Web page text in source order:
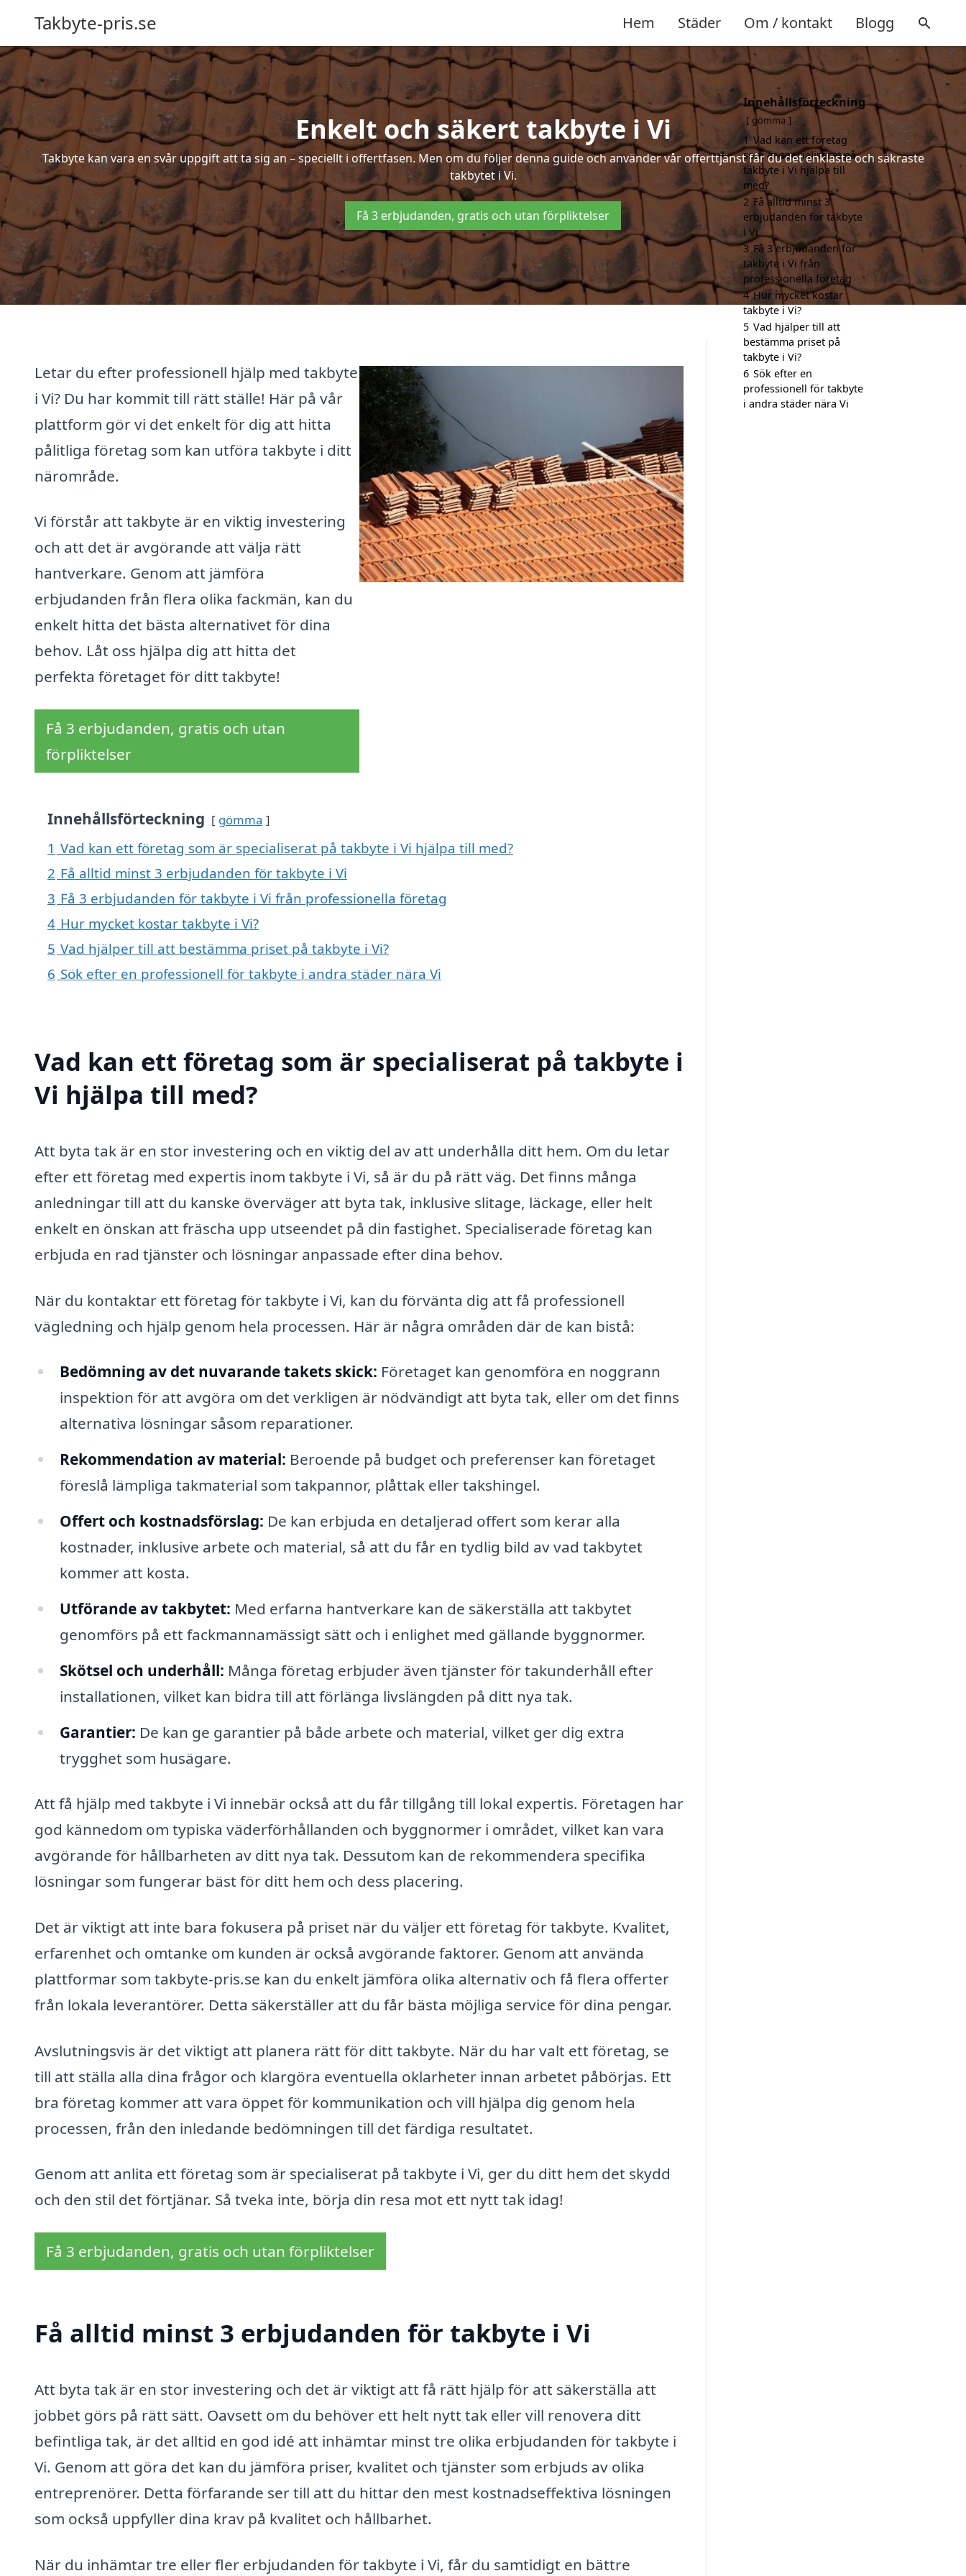
Takbyte-pris.se Hem Städer Om / kontakt Blogg
Enkelt och säkert takbyte i Vi
Takbyte kan vara en svår uppgift att ta sig an – speciellt i offertfasen. Men om du följer denna guide och använder vår offerttjänst får du det enklaste och säkraste
takbytet i Vi.
Få 3 erbjudanden, gratis och utan förpliktelser
Letar du efter professionell hjälp med takbyte
i Vi? Du har kommit till rätt ställe! Här på vår
plattform gör vi det enkelt för dig att hitta
pålitliga företag som kan utföra takbyte i ditt
närområde.
Vi förstår att takbyte är en viktig investering
och att det är avgörande att välja rätt
hantverkare. Genom att jämföra
erbjudanden från flera olika fackmän, kan du
enkelt hitta det bästa alternativet för dina
behov. Låt oss hjälpa dig att hitta det
perfekta företaget för ditt takbyte!
Få 3 erbjudanden, gratis och utan
förpliktelser
Innehållsförteckning gömma
1 Vad kan ett företag som är specialiserat på takbyte i Vi hjälpa till med?
2 Få alltid minst 3 erbjudanden för takbyte i Vi
3 Få 3 erbjudanden för takbyte i Vi från professionella företag
4 Hur mycket kostar takbyte i Vi?
5 Vad hjälper till att bestämma priset på takbyte i Vi?
6 Sök efter en professionell för takbyte i andra städer nära Vi
Vad kan ett företag som är specialiserat på takbyte i
Vi hjälpa till med?
Att byta tak är en stor investering och en viktig del av att underhålla ditt hem. Om du letar
efter ett företag med expertis inom takbyte i Vi, så är du på rätt väg. Det finns många
anledningar till att du kanske överväger att byta tak, inklusive slitage, läckage, eller helt
enkelt en önskan att fräscha upp utseendet på din fastighet. Specialiserade företag kan
erbjuda en rad tjänster och lösningar anpassade efter dina behov.
När du kontaktar ett företag för takbyte i Vi, kan du förvänta dig att få professionell
vägledning och hjälp genom hela processen. Här är några områden där de kan bistå:
Bedömning av det nuvarande takets skick: Företaget kan genomföra en noggrann
inspektion för att avgöra om det verkligen är nödvändigt att byta tak, eller om det finns
alternativa lösningar såsom reparationer.
Rekommendation av material: Beroende på budget och preferenser kan företaget
föreslå lämpliga takmaterial som takpannor, plåttak eller takshingel.
Offert och kostnadsförslag: De kan erbjuda en detaljerad offert som kerar alla
kostnader, inklusive arbete och material, så att du får en tydlig bild av vad takbytet
kommer att kosta.
Utförande av takbytet: Med erfarna hantverkare kan de säkerställa att takbytet
genomförs på ett fackmannamässigt sätt och i enlighet med gällande byggnormer.
Skötsel och underhåll: Många företag erbjuder även tjänster för takunderhåll efter
installationen, vilket kan bidra till att förlänga livslängden på ditt nya tak.
Garantier: De kan ge garantier på både arbete och material, vilket ger dig extra
trygghet som husägare.
Att få hjälp med takbyte i Vi innebär också att du får tillgång till lokal expertis. Företagen har
god kännedom om typiska väderförhållanden och byggnormer i området, vilket kan vara
avgörande för hållbarheten av ditt nya tak. Dessutom kan de rekommendera specifika
lösningar som fungerar bäst för ditt hem och dess placering.
Det är viktigt att inte bara fokusera på priset när du väljer ett företag för takbyte. Kvalitet,
erfarenhet och omtanke om kunden är också avgörande faktorer. Genom att använda
plattformar som takbyte-pris.se kan du enkelt jämföra olika alternativ och få flera offerter
från lokala leverantörer. Detta säkerställer att du får bästa möjliga service för dina pengar.
Avslutningsvis är det viktigt att planera rätt för ditt takbyte. När du har valt ett företag, se
till att ställa alla dina frågor och klargöra eventuella oklarheter innan arbetet påbörjas. Ett
bra företag kommer att vara öppet för kommunikation och vill hjälpa dig genom hela
processen, från den inledande bedömningen till det färdiga resultatet.
Genom att anlita ett företag som är specialiserat på takbyte i Vi, ger du ditt hem det skydd
och den stil det förtjänar. Så tveka inte, börja din resa mot ett nytt tak idag!
Få 3 erbjudanden, gratis och utan förpliktelser
Få alltid minst 3 erbjudanden för takbyte i Vi
Att byta tak är en stor investering och det är viktigt att få rätt hjälp för att säkerställa att
jobbet görs på rätt sätt. Oavsett om du behöver ett helt nytt tak eller vill renovera ditt
befintliga tak, är det alltid en god idé att inhämtar minst tre olika erbjudanden för takbyte i
Vi. Genom att göra det kan du jämföra priser, kvalitet och tjänster som erbjuds av olika
entreprenörer. Detta förfarande ser till att du hittar den mest kostnadseffektiva lösningen
som också uppfyller dina krav på kvalitet och hållbarhet.
När du inhämtar tre eller fler erbjudanden för takbyte i Vi, får du samtidigt en bättre
Innehållsförteckning
gömma
1 Vad kan ett företag
som är specialiserat på
takbyte i Vi hjälpa till
med?
2 Få alltid minst 3
erbjudanden för takbyte
i Vi
3 Få 3 erbjudanden för
takbyte i Vi från
professionella företag
4 Hur mycket kostar
takbyte i Vi?
5 Vad hjälper till att
bestämma priset på
takbyte i Vi?
6 Sök efter en
professionell för takbyte
i andra städer nära Vi